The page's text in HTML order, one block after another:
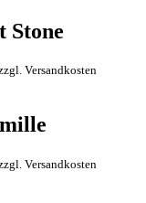
Stone
Versandkosten
Versandkosten